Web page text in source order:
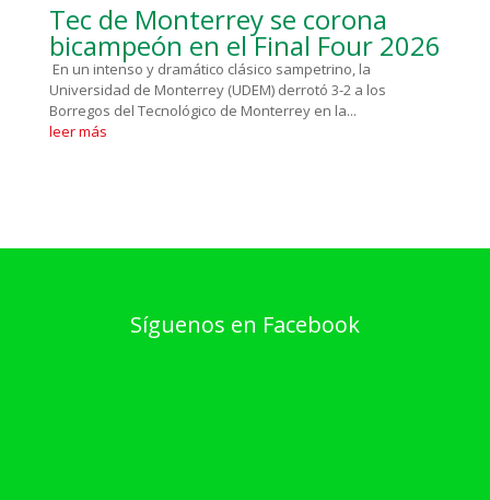
Tec de Monterrey se corona
bicampeón en el Final Four 2026
En un intenso y dramático clásico sampetrino, la
Universidad de Monterrey (UDEM) derrotó 3-2 a los
Borregos del Tecnológico de Monterrey en la...
leer más
Síguenos en Facebook